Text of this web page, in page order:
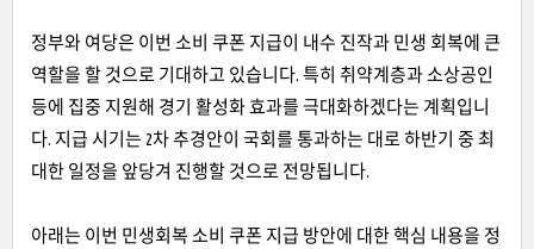
정부와 여당은 이번 소비 쿠폰 지급이 내수 진작과 민생 회복에 큰
역할을 할 것으로 기대하고 있습니다. 특히 취약계층과 소상공인
등에 집중 지원해 경기 활성화 효과를 극대화하겠다는 계획입니
다. 지급 시기는 2차 추경안이 국회를 통과하는 대로 하반기 중 최
대한 일정을 앞당겨 진행할 것으로 전망됩니다.
아래는 이번 민생회복 소비 쿠폰 지급 방안에 대한 핵심 내용을 정